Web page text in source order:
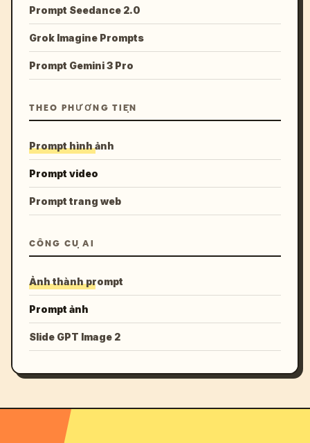
Prompt Seedance 2.0
Grok Imagine Prompts
Prompt Gemini 3 Pro
THEO PHƯƠNG TIỆN
Prompt hình ảnh
Prompt video
Prompt trang web
CÔNG CỤ AI
Ảnh thành prompt
Prompt ảnh
Slide GPT Image 2